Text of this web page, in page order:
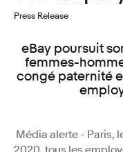
Press Release
eBay poursuit
femmes-
congé paternité
Média alerte - Paris,